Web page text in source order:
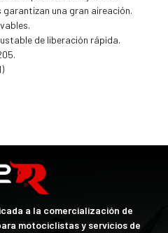
una gran aireación.
de liberación rápida.
a la comercialización de
motociclistas y servicios de